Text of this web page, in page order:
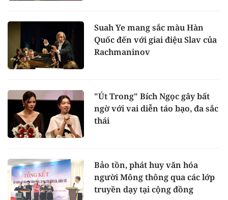
Suah Ye mang sắc màu Hàn
Quốc đến với giai điệu Slav của
Rachmaninov
"Út Trong" Bích Ngọc gây bất
ngờ với vai diễn táo bạo, đa sắc
thái
Bảo tồn, phát huy văn hóa
người Mông thông qua các lớp
truyền dạy tại cộng đồng